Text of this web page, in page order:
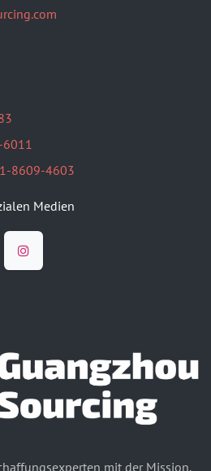
8609-4603
Medien
mit der Mission,